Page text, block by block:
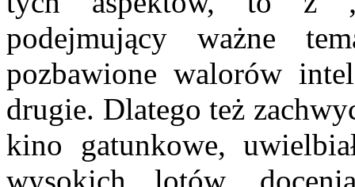
podejmujący ważne
pozbawione walorów
drugie. Dlatego też
kino gatunkowe,